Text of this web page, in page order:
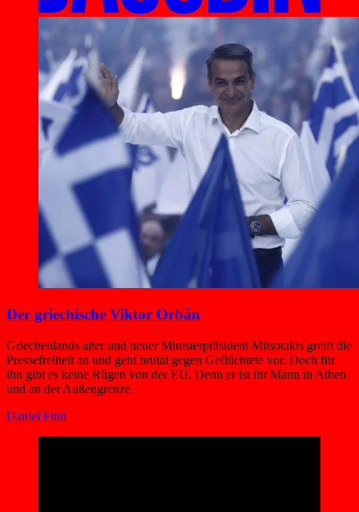
Der griechische Viktor Orbán
Griechenlands alter und neuer Ministerpräsident Mitsotakis greift die
Pressefreiheit an und geht brutal gegen Geflüchtete vor. Doch für
ihn gibt es keine Rügen von der EU. Denn er ist ihr Mann in Athen
und an der Außengrenze.
Daniel Finn